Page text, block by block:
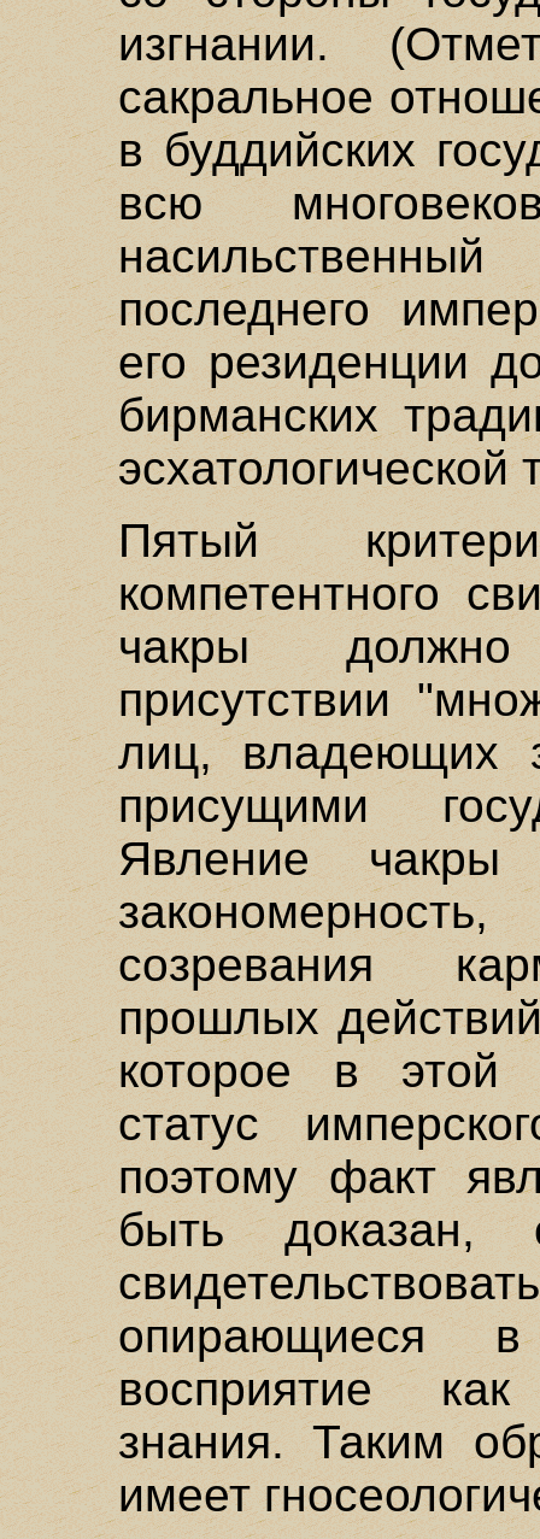
изгнании.
сакральное
в буддийских
всю
последнего
его резиденции
бирманских
эсхатологической
Пятый
компетентного
чакры
присутствии
лиц, владеющих
присущими
Явление
созревания
прошлых
которое в этой
статус
поэтому факт
быть
опирающиеся
восприятие
знания. Таким
имеет